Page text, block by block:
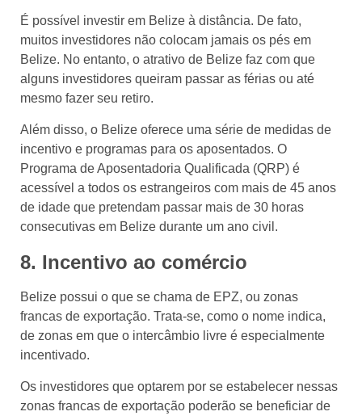
É possível investir em Belize à distância. De fato,
muitos investidores não colocam jamais os pés em
Belize. No entanto, o atrativo de Belize faz com que
alguns investidores queiram passar as férias ou até
mesmo fazer seu retiro.
Além disso, o Belize oferece uma série de medidas de
incentivo e programas para os aposentados. O
Programa de Aposentadoria Qualificada (QRP) é
acessível a todos os estrangeiros com mais de 45 anos
de idade que pretendam passar mais de 30 horas
consecutivas em Belize durante um ano civil.
8. Incentivo ao comércio
Belize possui o que se chama de EPZ, ou zonas
francas de exportação. Trata-se, como o nome indica,
de zonas em que o intercâmbio livre é especialmente
incentivado.
Os investidores que optarem por se estabelecer nessas
zonas francas de exportação poderão se beneficiar de